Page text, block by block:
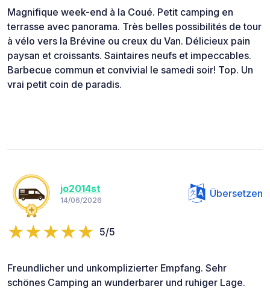
Magnifique week-end à la Coué. Petit camping en
terrasse avec panorama. Très belles possibilités de tour
à vélo vers la Brévine ou creux du Van. Délicieux pain
paysan et croissants. Saintaires neufs et impeccables.
Barbecue commun et convivial le samedi soir! Top. Un
vrai petit coin de paradis.
jo2014st
14/06/2026
Übersetzen
5/5
Freundlicher und unkomplizierter Empfang. Sehr
schönes Camping an wunderbarer und ruhiger Lage.